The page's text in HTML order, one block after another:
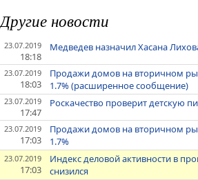
Другие новости
23.07.2019
18:18
Медведев назначил Хасана
23.07.2019
18:03
Продажи домов на вторичном
1.7% (расширенное сообщение)
23.07.2019
17:47
Роскачество проверит детскую
23.07.2019
17:03
Продажи домов на вторичном
1.7%
23.07.2019
17:03
Индекс деловой активности в
снизился